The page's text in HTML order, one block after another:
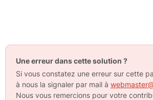
Une erreur dans cette solution ?
Si vous constatez une erreur sur cette
à nous la signaler par mail à
Nous vous remercions pour votre